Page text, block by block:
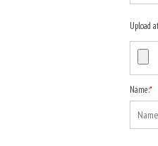
Upload
Name:*